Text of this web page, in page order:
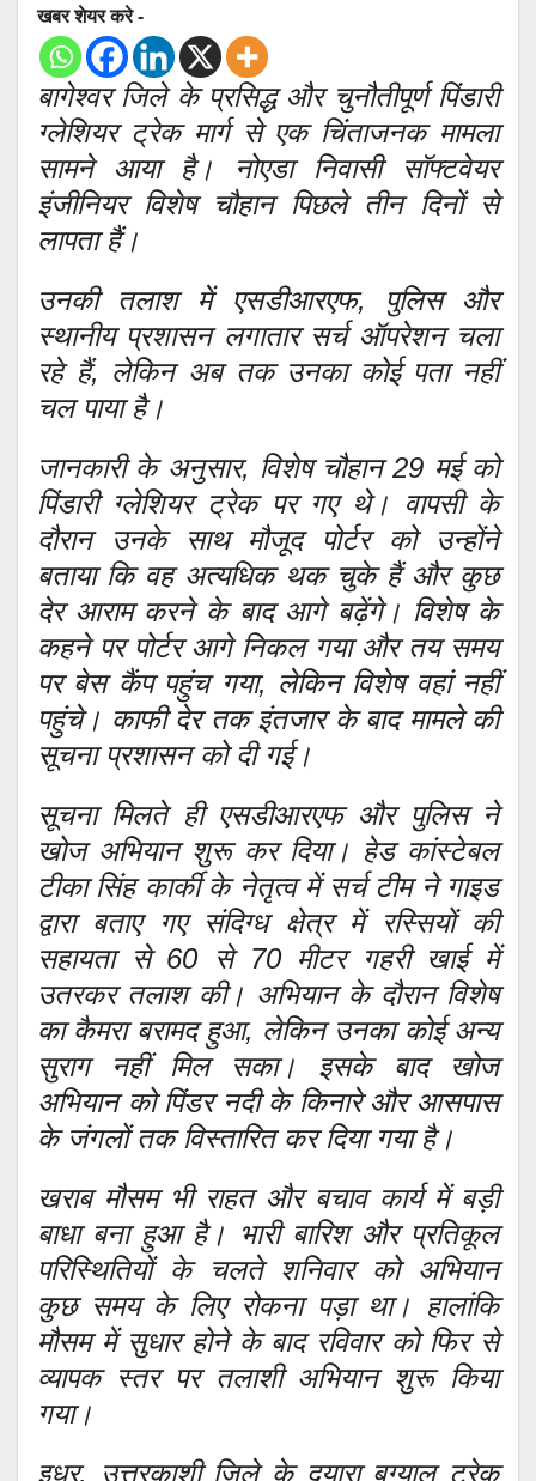
खबर शेयर करे -
बागेश्वर जिले के प्रसिद्ध और चुनौतीपूर्ण पिंडारी
ग्लेशियर ट्रेक मार्ग से एक चिंताजनक मामला
सामने आया है। नोएडा निवासी सॉफ्टवेयर
इंजीनियर विशेष चौहान पिछले तीन दिनों से
लापता हैं।
उनकी तलाश में एसडीआरएफ, पुलिस और
स्थानीय प्रशासन लगातार सर्च ऑपरेशन चला
रहे हैं, लेकिन अब तक उनका कोई पता नहीं
चल पाया है।
जानकारी के अनुसार, विशेष चौहान 29 मई को
पिंडारी ग्लेशियर ट्रेक पर गए थे। वापसी के
दौरान उनके साथ मौजूद पोर्टर को उन्होंने
बताया कि वह अत्यधिक थक चुके हैं और कुछ
देर आराम करने के बाद आगे बढ़ेंगे। विशेष के
कहने पर पोर्टर आगे निकल गया और तय समय
पर बेस कैंप पहुंच गया, लेकिन विशेष वहां नहीं
पहुंचे। काफी देर तक इंतजार के बाद मामले की
सूचना प्रशासन को दी गई।
सूचना मिलते ही एसडीआरएफ और पुलिस ने
खोज अभियान शुरू कर दिया। हेड कांस्टेबल
टीका सिंह कार्की के नेतृत्व में सर्च टीम ने गाइड
द्वारा बताए गए संदिग्ध क्षेत्र में रस्सियों की
सहायता से 60 से 70 मीटर गहरी खाई में
उतरकर तलाश की। अभियान के दौरान विशेष
का कैमरा बरामद हुआ, लेकिन उनका कोई अन्य
सुराग नहीं मिल सका। इसके बाद खोज
अभियान को पिंडर नदी के किनारे और आसपास
के जंगलों तक विस्तारित कर दिया गया है।
खराब मौसम भी राहत और बचाव कार्य में बड़ी
बाधा बना हुआ है। भारी बारिश और प्रतिकूल
परिस्थितियों के चलते शनिवार को अभियान
कुछ समय के लिए रोकना पड़ा था। हालांकि
मौसम में सुधार होने के बाद रविवार को फिर से
व्यापक स्तर पर तलाशी अभियान शुरू किया
गया।
इधर, उत्तरकाशी जिले के दयारा बुग्याल ट्रेक